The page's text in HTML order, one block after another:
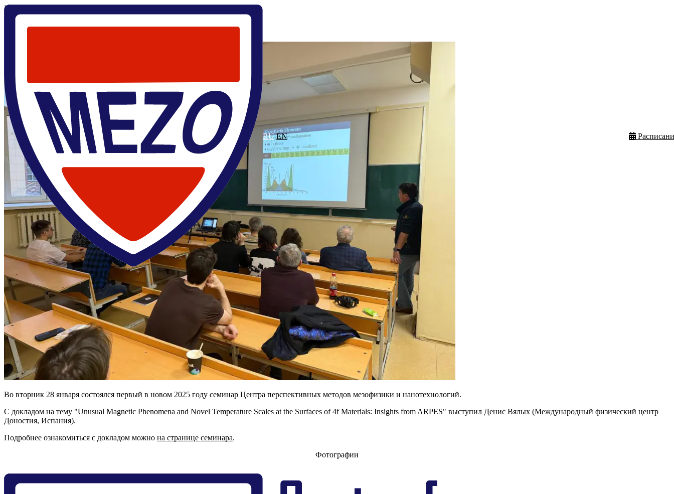
RU EN
Главная
30 января 2025
Во вторник 28 января состоялся первый в новом 2025 году семинар Центра перспективных методов мезофизики и нанотехнологий.
С докладом на тему "Unusual Magnetic Phenomena and Novel Temperature Scales at the Surfaces of 4f Materials: Insights from ARPES" выступил Денис Вялых (Международный физический центр
Доностия, Испания).
Подробнее ознакомиться с докладом можно на странице семинара.
Фотографии